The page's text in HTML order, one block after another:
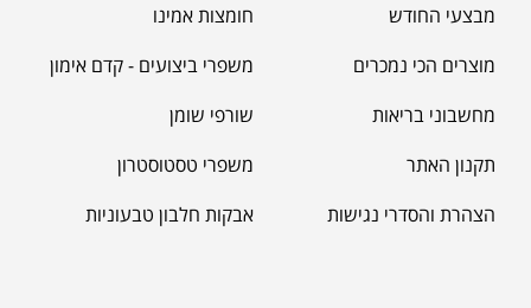
מבצעי החודש
מוצרים הכי נמכרים
מחשבוני בריאות
תקנון האתר
הצהרת והסדרי נגישות
חומצות אמינו
משפרי ביצועים - קדם אימון
שורפי שומן
משפרי טסטוסטרון
אבקות חלבון טבעוניות